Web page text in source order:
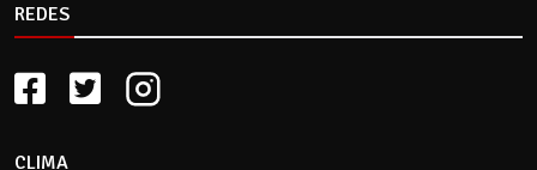
REDES
CLIMA